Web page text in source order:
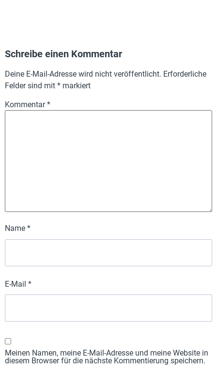
Schreibe einen Kommentar
Deine E-Mail-Adresse wird nicht veröffentlicht. Erforderliche
Felder sind mit * markiert
Kommentar*
Name *
E-Mail *
Meinen Namen, meine E-Mail-Adresse und meine Website in
diesem Browser für die nächste Kommentierung speichern.